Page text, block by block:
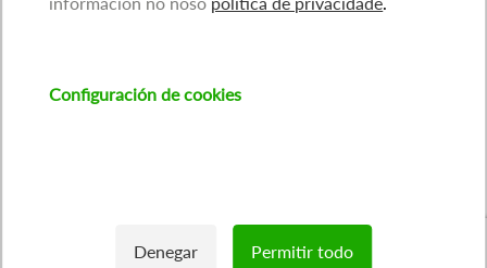
Configuración de cookies
Denegar Permitir todo
Withdraw consent